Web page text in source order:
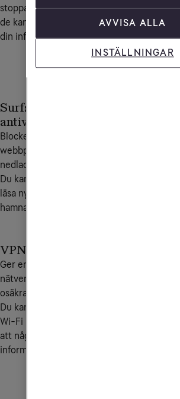
stoppas automatiskt, innan
de kan lura dig eller stjäla
din information.
När du
eller
äkta,
Surfskydd &
antivirus
Blockerar farliga
webbplatser och
nedladdningar automatiskt.
Du kan surfa, handla och
läsa nyheter utan att råka
hamna på farliga sidor.
Du
av
VPN
Ger en säker anslutning på
nätverk som kan vara
osäkra.
Du kan använda offentligt
Wi-Fi utan att oroa dig för
att någon ska stjäla din
information.
annan
dyker
agera
AVVISA ALLA
INSTÄLLNINGAR